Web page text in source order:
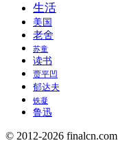
生活
美国
老舍
苏童
读书
贾平凹
郁达夫
铁凝
鲁迅
© 2012-2026 finalcn.com